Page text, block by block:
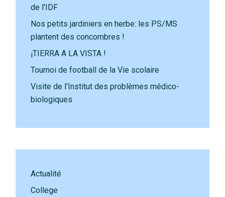
de l'IDF
Nos petits jardiniers en herbe: les PS/MS
plantent des concombres !
¡TIERRA A LA VISTA !
Tournoi de football de la Vie scolaire
Visite de l’Institut des problèmes médico-
biologiques
Actualité
College